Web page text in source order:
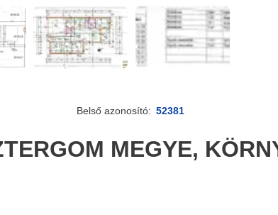
Belső azonosító: 52381
MEGYE,